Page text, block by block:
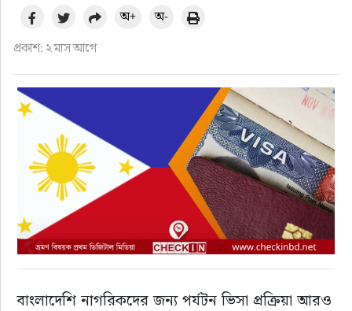
ফুড
হজ-ওমরাহ
আরও
প্রকাশ: ২ মাস আগে
অ+ অ-
বাংলাদেশি নাগরিকদের জন্য পর্যটন ভিসা প্রক্রিয়া আরও